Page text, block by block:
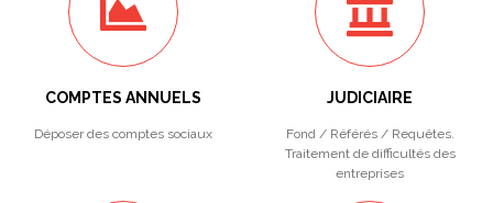
COMPTES ANNUELS
Déposer des comptes sociaux
JUDICIAIRE
Fond / Référés / Requêtes.
Traitement de difficultés des
entreprises